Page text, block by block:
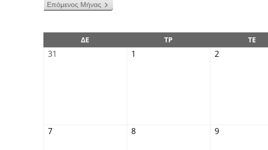
Επόμενος Μήνας
ΔΕ ΤΡ ΤΕ
31 1 2
7 8 9